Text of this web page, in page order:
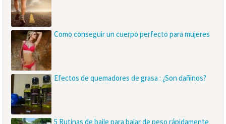
Como conseguir un cuerpo perfecto para mujeres
Efectos de quemadores de grasa : ¿Son dañinos?
5 Rutinas de baile para bajar de peso rápidamente